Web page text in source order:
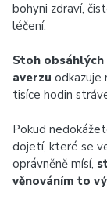
bohyni zdraví,
léčení.
Stoh
averzu odkazuje
tisíce hodin
Pokud
dojetí, které se
oprávněně mísí,
věnováním to